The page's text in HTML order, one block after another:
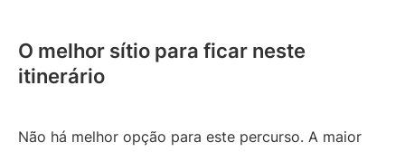
O melhor sítio para ficar neste
itinerário
Não há melhor opção para este percurso. A maior